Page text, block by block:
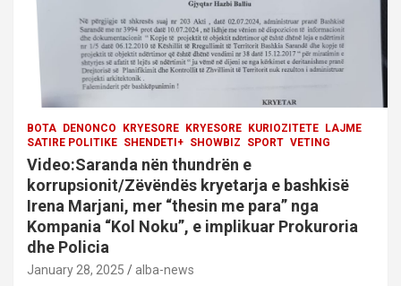
BOTA DENONCO KRYESORE KRYESORE KURIOZITETE
LAJME
SATIRE POLITIKE SHENDETI+ SHOWBIZ SPORT VETING
Video:Saranda nën thundrën e
korrupsionit/Zëvëndës kryetarja e bashkisë
Irena Marjani, mer “thesin me para” nga
Kompania “Kol Noku”, e implikuar Prokuroria
dhe Policia
January 28, 2025 alba-news